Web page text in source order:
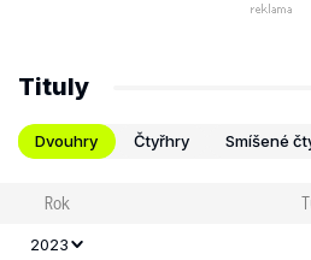
Tituly
Dvouhry Čtyřhry Smíšené
Rok
2023